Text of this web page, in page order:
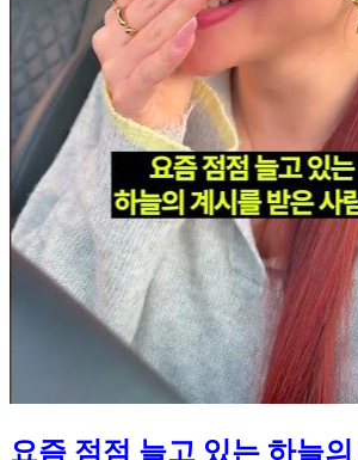
요즘 점점 늘고 있는 하늘